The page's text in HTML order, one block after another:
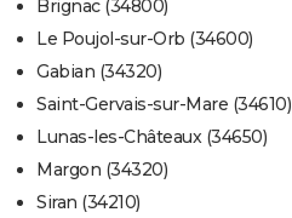
Brignac (34800)
Le Poujol-sur-Orb (34600)
Gabian (34320)
Saint-Gervais-sur-Mare (34610)
Lunas-les-Châteaux (34650)
Margon (34320)
Siran (34210)